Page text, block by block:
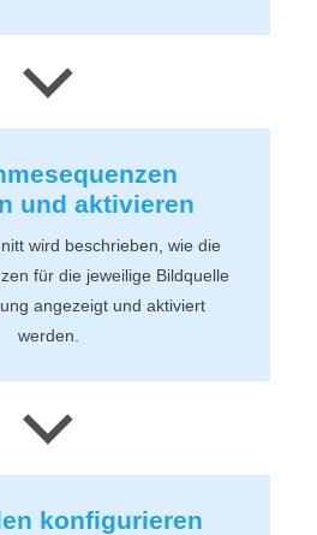
und aktivieren
wird beschrieben, wie die
für die jeweilige Bildquelle
angezeigt und aktiviert
werden.
konfigurieren